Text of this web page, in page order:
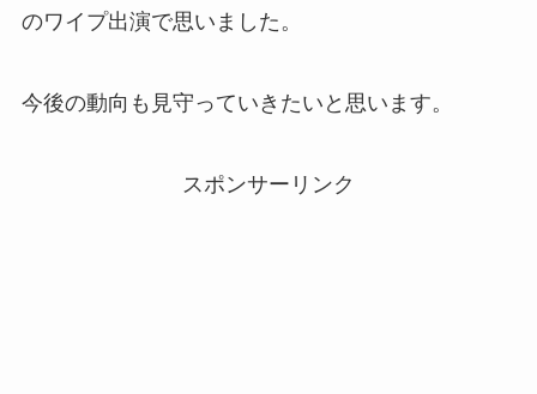
のワイプ出演で思いました。
今後の動向も見守っていきたいと思います。
スポンサーリンク